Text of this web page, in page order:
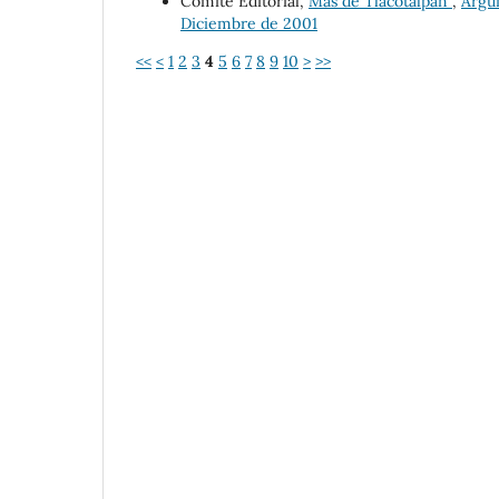
Diciembre de 2001
<< < 1 2 3 4 5 6 7 8 9 10 > >>